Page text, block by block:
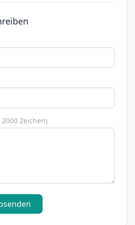
2000 Zeichen)